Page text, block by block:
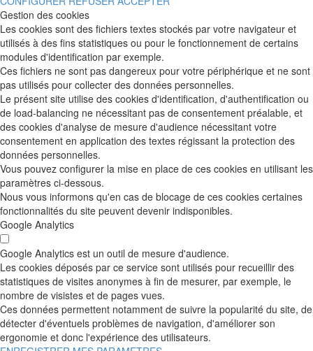
Gestion des cookies
Les cookies sont des fichiers textes stockés par votre navigateur et
utilisés à des fins statistiques ou pour le fonctionnement de certains
modules d'identification par exemple.
Ces fichiers ne sont pas dangereux pour votre périphérique et ne sont
pas utilisés pour collecter des données personnelles.
Le présent site utilise des cookies d'identification, d'authentification ou
de load-balancing ne nécessitant pas de consentement préalable, et
des cookies d'analyse de mesure d'audience nécessitant votre
consentement en application des textes régissant la protection des
données personnelles.
Vous pouvez configurer la mise en place de ces cookies en utilisant les
paramètres ci-dessous.
Nous vous informons qu'en cas de blocage de ces cookies certaines
fonctionnalités du site peuvent devenir indisponibles.
Google Analytics
Google Analytics est un outil de mesure d'audience.
Les cookies déposés par ce service sont utilisés pour recueillir des
statistiques de visites anonymes à fin de mesurer, par exemple, le
nombre de visistes et de pages vues.
Ces données permettent notamment de suivre la popularité du site, de
détecter d'éventuels problèmes de navigation, d'améliorer son
ergonomie et donc l'expérience des utilisateurs.